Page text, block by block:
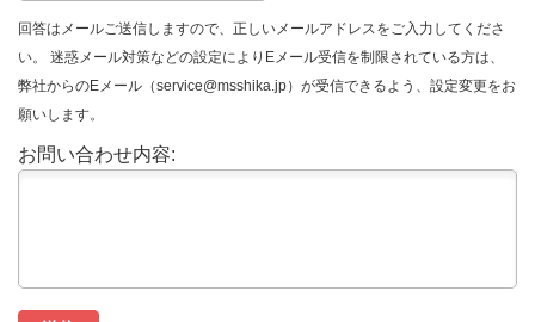
回答はメールご送信しますので、正しいメールアドレスをご入力してくださ
い。 迷惑メール対策などの設定によりEメール受信を制限されている方は、
弊社からのEメール（service@msshika.jp）が受信できるよう、設定変更をお
願いします。
お問い合わせ内容: